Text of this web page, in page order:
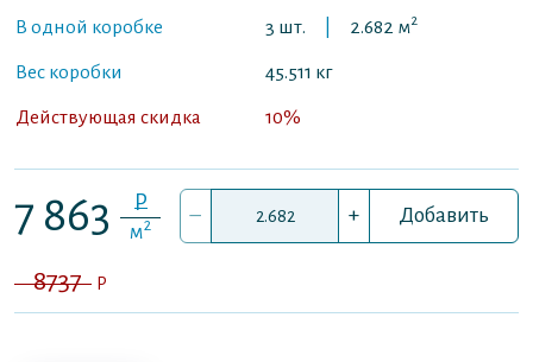
В одной коробке 3 шт. 2.682 м2
Вес коробки 45.511 кг
Действующая скидка 10%
7 863 P
м2 – + Добавить
8737 P